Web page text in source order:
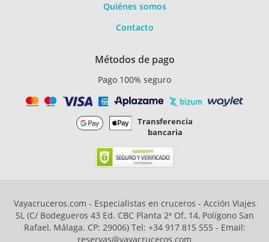
Quiénes somos
Contacto
Métodos de pago
Pago 100% seguro
Transferencia
bancaria
Vayacruceros.com - Especialistas en cruceros - Acción Viajes
SL (C/ Bodegueros 43 Ed. CBC Planta 2ª Of. 14, Polígono San
Rafael, Málaga. CP: 29006) Tel: +34 917 815 555 - Email:
reservas@vayacruceros.com